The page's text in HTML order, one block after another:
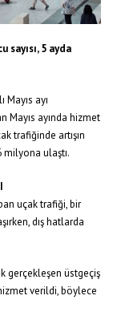
sayısı, 5 ayda
ayı
Mayıs ayında hizmet
trafiğinde artışın
milyona ulaştı.
uçak trafiği, bir
dış hatlarda
gerçekleşen üstgeçiş
verildi, böylece